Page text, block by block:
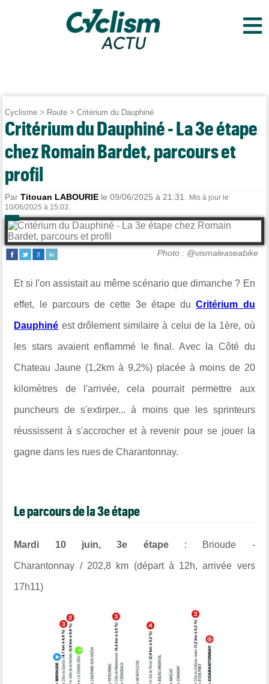
≡
Cyclisme > Route >Critérium du Dauphiné
Critérium du Dauphiné - La 3e étape
chez Romain Bardet, parcours et
profil
ParTitouan LABOURIE le 09/06/2025 à 21:31.
Mis à jour le
10/06/2025 à 15:03.
Photo : @vismaleaseabike
Et si l'on assistait au même scénario que dimanche ? En
effet, le parcours de cette 3e étape duCritérium du
Dauphiné est drôlement similaire à celui de la 1ère, où
les stars avaient enflammé le final. Avec la Côté du
Chateau Jaune (1,2km à 9,2%) placée à moins de 20
kilomètres de l'arrivée, cela pourrait permettre aux
puncheurs de s'extirper... à moins que les sprinteurs
réussissent à s'accrocher et à revenir pour se jouer la
gagne dans les rues de Charantonnay.
Le parcours de la 3e étape
Mardi 10 juin, 3e étape: Brioude -
Charantonnay / 202,8 km (départ à 12h, arrivée vers
17h11)